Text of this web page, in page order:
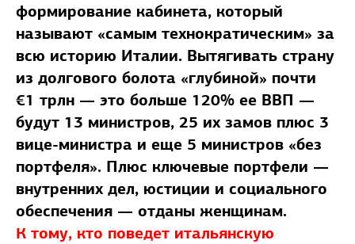
формирование кабинета, который
называют «самым технократическим» за
всю историю Италии. Вытягивать страну
из долгового болота «глубиной» почти
€1 трлн — это больше 120% ее ВВП —
будут 13 министров, 25 их замов плюс 3
вице-министра и еще 5 министров «без
портфеля». Плюс ключевые портфели —
внутренних дел, юстиции и социального
обеспечения — отданы женщинам.
К тому, кто поведет итальянскую